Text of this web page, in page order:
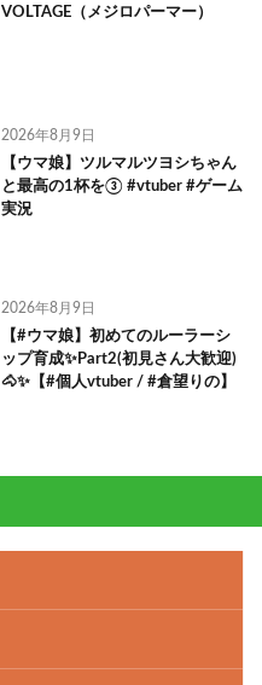
VOLTAGE（メジロパーマー）
2026年8月9日
【ウマ娘】ツルマルツヨシちゃん
と最高の1杯を③ #vtuber #ゲーム
実況
2026年8月9日
【#ウマ娘】初めてのルーラーシ
ップ育成✨Part2(初見さん大歓迎)
🐴✨【#個人vtuber / #倉望りの】